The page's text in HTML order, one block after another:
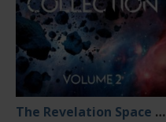
The Revelation Space Collection Volume 2